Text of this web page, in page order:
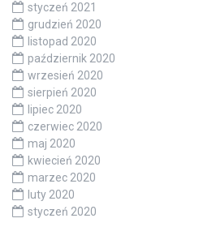
styczeń 2021
grudzień 2020
listopad 2020
październik 2020
wrzesień 2020
sierpień 2020
lipiec 2020
czerwiec 2020
maj 2020
kwiecień 2020
marzec 2020
luty 2020
styczeń 2020